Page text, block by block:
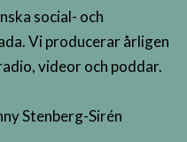
social- och
Vi producerar årligen
videor och poddar.
Stenberg-Sirén